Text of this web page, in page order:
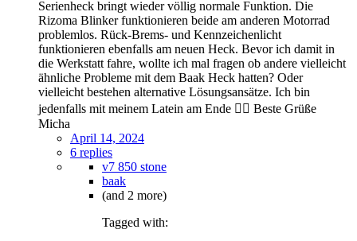
Serienheck bringt wieder völlig normale Funktion. Die
Rizoma Blinker funktionieren beide am anderen Motorrad
problemlos. Rück-Brems- und Kennzeichenlicht
funktionieren ebenfalls am neuen Heck. Bevor ich damit in
die Werkstatt fahre, wollte ich mal fragen ob andere vielleicht
ähnliche Probleme mit dem Baak Heck hatten? Oder
vielleicht bestehen alternative Lösungsansätze. Ich bin
jedenfalls mit meinem Latein am Ende 😵‍💫 Beste Grüße
Micha
April 14, 2024
6 replies
v7 850 stone
baak
(and 2 more)
Tagged with: